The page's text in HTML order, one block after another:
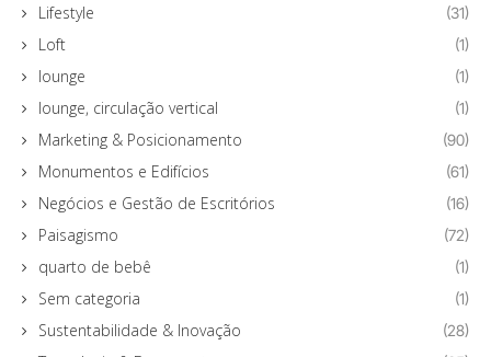
Lifestyle (31)
Loft (1)
lounge (1)
lounge, circulação vertical (1)
Marketing & Posicionamento (90)
Monumentos e Edifícios (61)
Negócios e Gestão de Escritórios (16)
Paisagismo (72)
quarto de bebê (1)
Sem categoria (1)
Sustentabilidade & Inovação (28)